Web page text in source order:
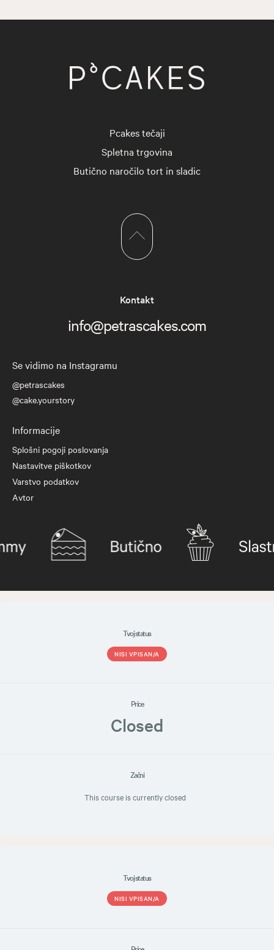
Pcakes tečaji
Spletna trgovina
Butično naročilo tort in sladic
Kontakt
info@petrascakes.com
Se vidimo na Instagramu
@petrascakes
@cake.yourstory
Informacije
Splošni pogoji poslovanja
Nastavitve piškotkov
Varstvo podatkov
Avtor
Tvoj status
NISI VPISAN/A
Price
Closed
Začni
This course is currently closed
Tvoj status
NISI VPISAN/A